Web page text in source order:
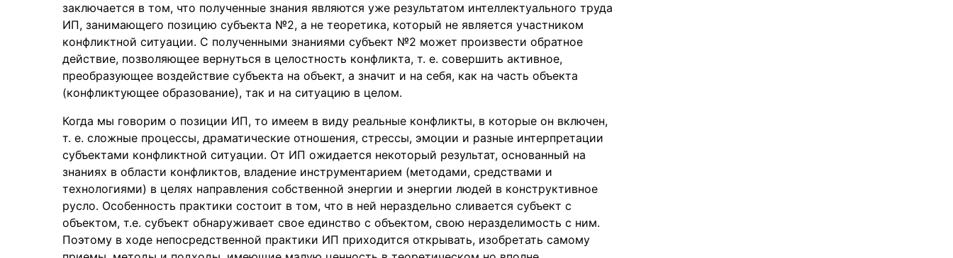
заключается в том, что полученные знания являются уже результатом интеллектуального труда
ИП, занимающего позицию субъекта №2, а не теоретика, который не является участником
конфликтной ситуации. С полученными знаниями субъект №2 может произвести обратное
действие, позволяющее вернуться в целостность конфликта, т. е. совершить активное,
преобразующее воздействие субъекта на объект, а значит и на себя, как на часть объекта
(конфликтующее образование), так и на ситуацию в целом.
Когда мы говорим о позиции ИП, то имеем в виду реальные конфликты, в которые он включен,
т. е. сложные процессы, драматические отношения, стрессы, эмоции и разные интерпретации
субъектами конфликтной ситуации. От ИП ожидается некоторый результат, основанный на
знаниях в области конфликтов, владение инструментарием (методами, средствами и
технологиями) в целях направления собственной энергии и энергии людей в конструктивное
русло. Особенность практики состоит в том, что в ней нераздельно сливается субъект с
объектом, т.е. субъект обнаруживает свое единство с объектом, свою неразделимость с ним.
Поэтому в ходе непосредственной практики ИП приходится открывать, изобретать самому